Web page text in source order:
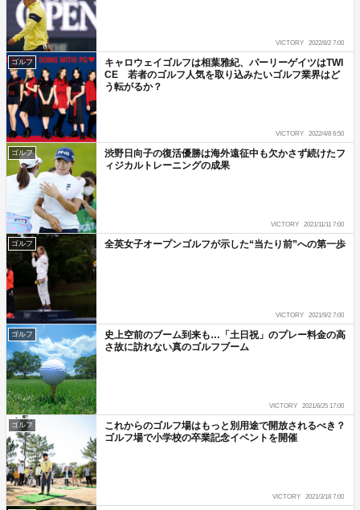
VICTORY 2022/8/2 7:00
ゴルフ
キャロウェイゴルフは相葉雅紀、パーリーゲイツはTWI
CE 若者のゴルフ人気を取り込みたいゴルフ業界はど
う転がるか？
VICTORY 2022/4/8 6:50
ゴルフ
渋野日向子の復活優勝は海外遠征中も欠かさず続けたフ
ィジカルトレーニングの成果
VICTORY 2021/11/11 7:00
ゴルフ 全英女子オープンゴルフが示した“当たり前”への第一歩
VICTORY 2021/9/2 7:00
ゴルフ
史上空前のブーム到来も…「土日祝」のプレー料金の高
さ故に訪れない真のゴルフブーム
VICTORY 2021/6/25 17:00
ゴルフ
これからのゴルフ場はもっと別用途で開放されるべき？
ゴルフ場で小学校の卒業記念イベントを開催
VICTORY 2021/3/18 7:00